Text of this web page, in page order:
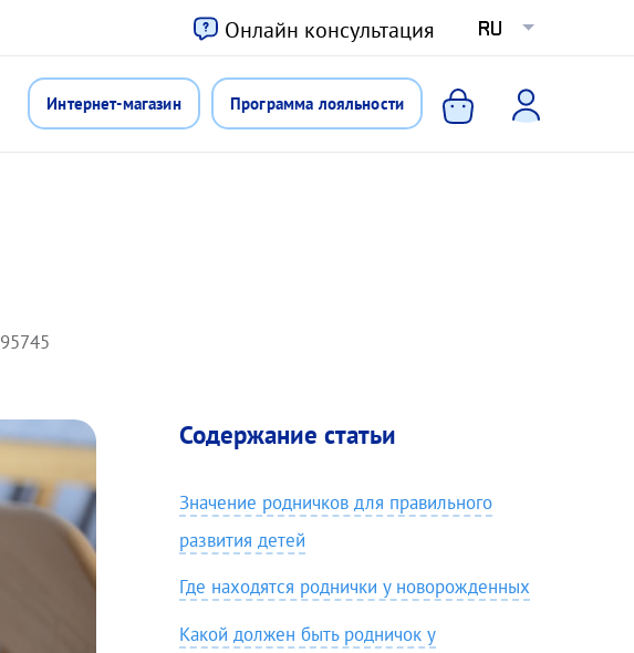
Онлайн консультация RU
Интернет-магазин Программа лояльности
95745
Содержание статьи
Значение родничков для правильного
развития детей
Где находятся роднички у новорожденных
Какой должен быть родничок у